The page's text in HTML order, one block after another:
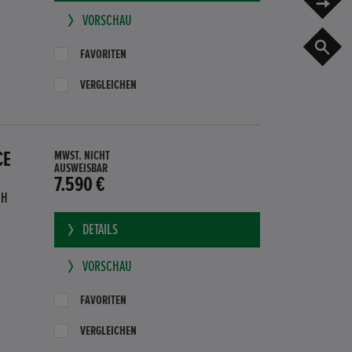
VORSCHAU
FAVORITEN
VERGLEICHEN
MWST. NICHT
AUSWEISBAR
7.590 €
DETAILS
VORSCHAU
FAVORITEN
VERGLEICHEN